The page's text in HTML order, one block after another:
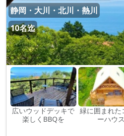
静岡・大川・北川・熱川
10名迄
広いウッドデッキで
楽しくBBQを
緑に囲まれた
ーハウス